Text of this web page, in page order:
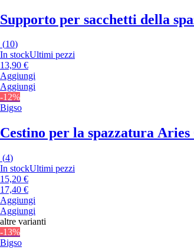
Supporto per sacchetti della
(10)
In stockUltimi pezzi
13,90 €
Aggiungi
Aggiungi
-12%
Bigso
Cestino per la spazzatura
(4)
In stockUltimi pezzi
15,20 €
17,40 €
Aggiungi
Aggiungi
altre varianti
-13%
Bigso